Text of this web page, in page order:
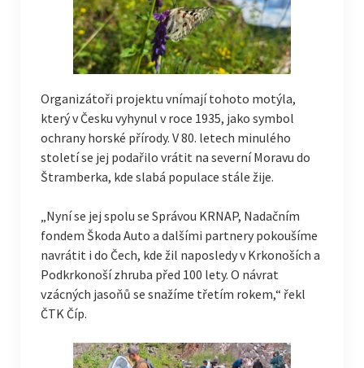
Organizátoři projektu vnímají tohoto motýla,
který v Česku vyhynul v roce 1935, jako symbol
ochrany horské přírody. V 80. letech minulého
století se jej podařilo vrátit na severní Moravu do
Štramberka, kde slabá populace stále žije.
„Nyní se jej spolu se Správou KRNAP, Nadačním
fondem Škoda Auto a dalšími partnery pokoušíme
navrátit i do Čech, kde žil naposledy v Krkonoších a
Podkrkonoší zhruba před 100 lety. O návrat
vzácných jasoňů se snažíme třetím rokem,“ řekl
ČTK Číp.